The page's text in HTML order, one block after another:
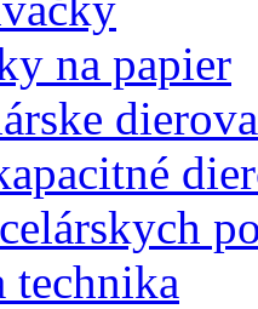
na papier
technika